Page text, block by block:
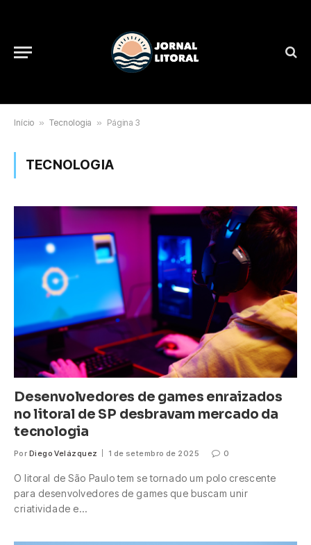
Início » Tecnologia » Página 3
TECNOLOGIA
Desenvolvedores de games enraizados
no litoral de SP desbravam mercado da
tecnologia
Por Diego Velázquez 1 de setembro de 2025 0
O litoral de São Paulo tem se tornado um polo crescente
para desenvolvedores de games que buscam unir
criatividade e…